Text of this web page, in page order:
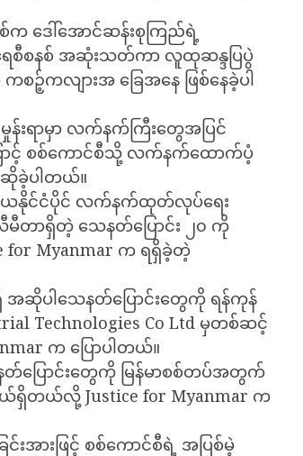
က ဒေါ်အောင်ဆန်းစုကြည်ရဲ့
စီစနစ် အဆုံးသတ်ကာ လူထုဆန္ဒပြပွဲ
စဉ့်ကလျားအ ခြေအနေ ဖြစ်နေခဲ့ပါ
းရာမှာ လက်နက်ကြီးတွေအပြင်
ောင့် စစ်ကောင်စီသို့ လက်နက်ထောက်ပံ့
ခဲ့ပါတယ်။
ယနိုင်ငံပိုင် လက်နက်ထုတ်လုပ်ရေး
မီတာရှိတဲ့ သေနတ်ပြောင်း ၂၀ ကို
for Myanmar က ရရှိခဲ့တဲ့
အဆိုပါသေနတ်ပြောင်းတွေကို ရန်ကုန်
Technologies Co Ltd မှတစ်ဆင့်
က ပြောပါတယ်။
တ်ပြောင်းတွေကို မြန်မာစစ်တပ်အတွက်
ရှိတယ်လို့ Justice for Myanmar က
အားဖြင့် စစ်ကောင်စီရဲ့ အပြစ်မဲ့